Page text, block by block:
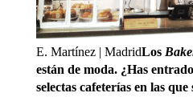
E. Martínez | MadridLos
están de moda. ¿Has
selectas cafeterías en las